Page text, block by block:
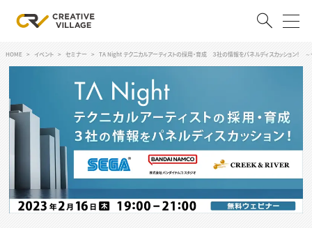
ログイン
RECRUIT
クリエイター求人を探す
CREATIVE JOB求人検索
特集求人
採用説明会
HOME イベント セミナー TA Night テクニカルアーティストの採用・育成 ３社の情報をパネルディスカッション！